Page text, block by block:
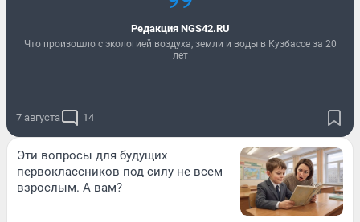
Редакция NGS42.RU
Что произошло с экологией воздуха, земли и воды в Кузбассе за 20
лет
7 августа 14
Эти вопросы для будущих
первоклассников под силу не всем
взрослым. А вам?